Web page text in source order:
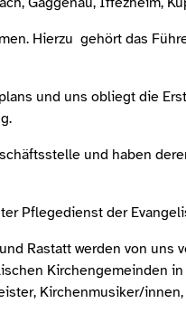
Hierzu gehört das
und uns obliegt die
und haben
Pflegedienst der
Rastatt werden von uns
Kirchengemeinden
Kirchenmusiker/